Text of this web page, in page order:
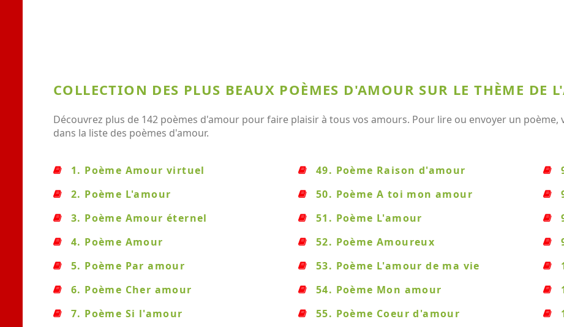
COLLECTION DES PLUS BEAUX POÈMES D'AMOUR SUR LE THÈME DE
Découvrez plus de 142 poèmes d'amour pour faire plaisir à tous vos amours. Pour lire ou envoyer un
dans la liste des poèmes d'amour.
1. Poème Amour virtuel
2. Poème L'amour
3. Poème Amour éternel
4. Poème Amour
5. Poème Par amour
6. Poème Cher amour
7. Poème Si l'amour
49. Poème Raison d'amour
50. Poème A toi mon amour
51. Poème L'amour
52. Poème Amoureux
53. Poème L'amour de ma vie
54. Poème Mon amour
55. Poème Coeur d'amour